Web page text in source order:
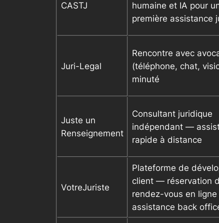
CASTJ
humaine et IA pour
première assistance
Juri-Legal
Rencontre avec
(téléphone, chat,
minuté
Juste un
Renseignement
Consultant juridique
indépendant —
rapide à distance
VotreJuriste
Plateforme de
client — réservation
rendez-vous en ligne
assistance back